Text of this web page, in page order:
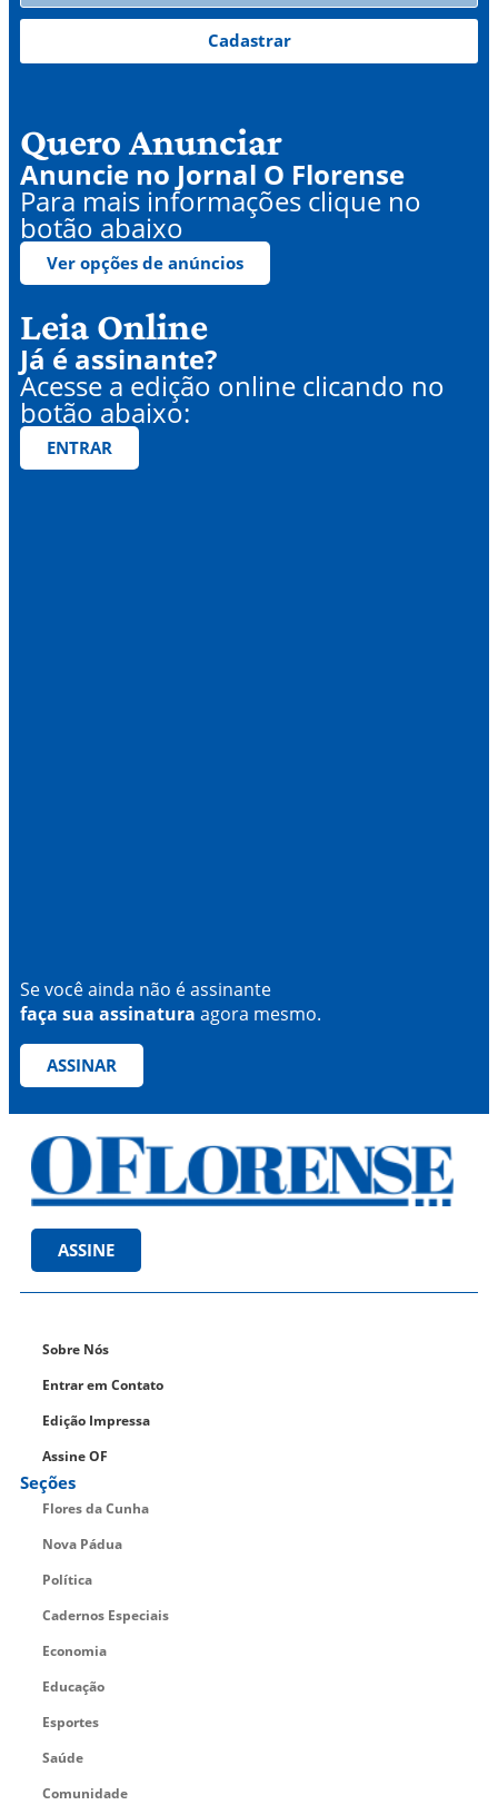
Cadastrar
Quero Anunciar
Anuncie no Jornal O Florense
Para mais informações clique no
botão abaixo
Ver opções de anúncios
Leia Online
Já é assinante?
Acesse a edição online clicando no
botão abaixo:
ENTRAR
Se você ainda não é assinante
faça sua assinatura agora mesmo.
ASSINAR
ASSINE
Sobre Nós
Entrar em Contato
Edição Impressa
Assine OF
Seções
Flores da Cunha
Nova Pádua
Política
Cadernos Especiais
Economia
Educação
Esportes
Saúde
Comunidade